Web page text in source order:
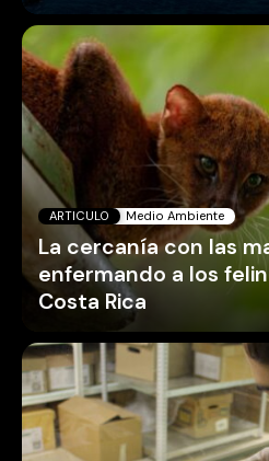
ARTICULO Medio Ambiente
La cercanía con las
enfermando a los
Costa Rica